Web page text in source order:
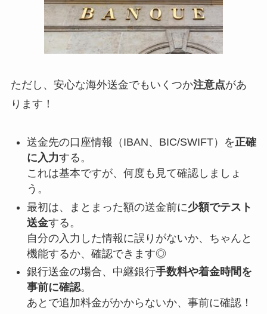
ただし、安心な海外送金でもいくつか注意点があ
ります！
送金先の口座情報（IBAN、BIC/SWIFT）を正確
に入力する。
これは基本ですが、何度も見て確認しましょ
う。
最初は、まとまった額の送金前に少額でテスト
送金する。
自分の入力した情報に誤りがないか、ちゃんと
機能するか、確認できます◎
銀行送金の場合、中継銀行手数料や着金時間を
事前に確認。
あとで追加料金がかからないか、事前に確認！